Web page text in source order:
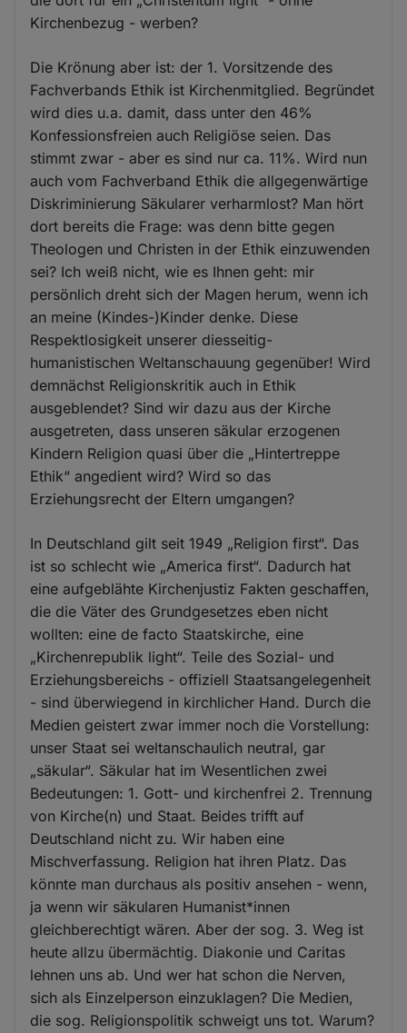
Kirchenbezug - werben?
Die Krönung aber ist: der 1. Vorsitzende des
Fachverbands Ethik ist Kirchenmitglied. Begründet
wird dies u.a. damit, dass unter den 46%
Konfessionsfreien auch Religiöse seien. Das
stimmt zwar - aber es sind nur ca. 11%. Wird nun
auch vom Fachverband Ethik die allgegenwärtige
Diskriminierung Säkularer verharmlost? Man hört
dort bereits die Frage: was denn bitte gegen
Theologen und Christen in der Ethik einzuwenden
sei? Ich weiß nicht, wie es Ihnen geht: mir
persönlich dreht sich der Magen herum, wenn ich
an meine (Kindes-)Kinder denke. Diese
Respektlosigkeit unserer diesseitig-
humanistischen Weltanschauung gegenüber! Wird
demnächst Religionskritik auch in Ethik
ausgeblendet? Sind wir dazu aus der Kirche
ausgetreten, dass unseren säkular erzogenen
Kindern Religion quasi über die „Hintertreppe
Ethik“ angedient wird? Wird so das
Erziehungsrecht der Eltern umgangen?
In Deutschland gilt seit 1949 „Religion first“. Das
ist so schlecht wie „America first“. Dadurch hat
eine aufgeblähte Kirchenjustiz Fakten geschaffen,
die die Väter des Grundgesetzes eben nicht
wollten: eine de facto Staatskirche, eine
„Kirchenrepublik light“. Teile des Sozial- und
Erziehungsbereichs - offiziell Staatsangelegenheit
- sind überwiegend in kirchlicher Hand. Durch die
Medien geistert zwar immer noch die Vorstellung:
unser Staat sei weltanschaulich neutral, gar
„säkular“. Säkular hat im Wesentlichen zwei
Bedeutungen: 1. Gott- und kirchenfrei 2. Trennung
von Kirche(n) und Staat. Beides trifft auf
Deutschland nicht zu. Wir haben eine
Mischverfassung. Religion hat ihren Platz. Das
könnte man durchaus als positiv ansehen - wenn,
ja wenn wir säkularen Humanist*innen
gleichberechtigt wären. Aber der sog. 3. Weg ist
heute allzu übermächtig. Diakonie und Caritas
lehnen uns ab. Und wer hat schon die Nerven,
sich als Einzelperson einzuklagen? Die Medien,
die sog. Religionspolitik schweigt uns tot. Warum?